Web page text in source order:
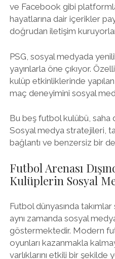
ve Facebook gibi
hayatlarına dair içerikler
doğrudan iletişim
PSG, sosyal medyada
yayınlarla öne çıkıyor.
kulüp etkinliklerinde yapılan
maç deneyimini sosyal
Bu beş futbol kulübü, saha
Sosyal medya stratejileri,
bağlantı ve benzersiz bir
Futbol Arenası
Kulüplerin Sosyal
Futbol dünyasında
aynı zamanda sosyal
göstermektedir. Modern
oyunları kazanmakla
varlıklarını etkili bir şekilde